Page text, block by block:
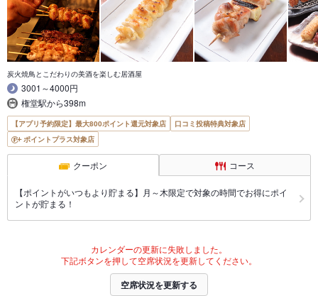
炭火焼鳥とこだわりの美酒を楽しむ居酒屋
3001～4000円
権堂駅から398m
【アプリ予約限定】最大800ポイント還元対象店
口コミ投稿特典対象店
ポイントプラス対象店
クーポン コース
【ポイントがいつもより貯まる】月～木限定で対象の時間でお得にポイ
ントが貯まる！
カレンダーの更新に失敗しました。
下記ボタンを押して空席状況を更新してください。
空席状況を更新する